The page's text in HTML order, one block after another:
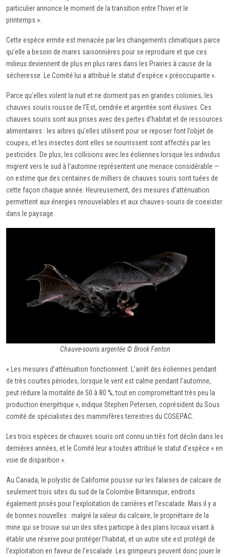
particulier annonce le moment de la transition entre l’hiver et le
printemps ».
Cette espèce ermite est menacée par les changements climatiques parce
qu’elle a besoin de mares saisonnières pour se reproduire et que ces
milieux deviennent de plus en plus rares dans les Prairies à cause de la
sécheresse. Le Comité lui a attribué le statut d’espèce « préoccupante ».
Parce qu’elles volent la nuit et ne dorment pas en grandes colonies, les
chauves souris rousse de l’Est, cendrée et argentée sont élusives. Ces
chauves souris sont aux prises avec des pertes d’habitat et de ressources
alimentaires : les arbres qu’elles utilisent pour se reposer font l’objet de
coupes, et les insectes dont elles se nourrissent sont affectés par les
pesticides. De plus, les collisions avec les éoliennes lorsque les individus
migrent vers le sud à l’automne représentent une menace considérable —
on estime que des centaines de milliers de chauves souris sont tuées de
cette façon chaque année. Heureusement, des mesures d’atténuation
permettent aux énergies renouvelables et aux chauves-souris de coexister
dans le paysage.
Chauve-souris argentée © Brock Fenton
« Les mesures d’atténuation fonctionnent. L’arrêt des éoliennes pendant
de très courtes périodes, lorsque le vent est calme pendant l’automne,
peut réduire la mortalité de 50 à 80 %, tout en compromettant très peu la
production énergétique », indique Stephen Petersen, coprésident du Sous
comité de spécialistes des mammifères terrestres du COSEPAC.
Les trois espèces de chauves souris ont connu un très fort déclin dans les
dernières années, et le Comité leur a toutes attribué le statut d’espèce « en
voie de disparition ».
Au Canada, le polystic de Californie pousse sur les falaises de calcaire de
seulement trois sites du sud de la Colombie Britannique, endroits
également prisés pour l’exploitation de carrières et l’escalade. Mais il y a
de bonnes nouvelles : malgré la valeur du calcaire, le propriétaire de la
mine qui se trouve sur un des sites participe à des plans locaux visant à
établir une réserve pour protéger l’habitat, et un autre site est protégé de
l’exploitation en faveur de l’escalade. Les grimpeurs peuvent donc jouer le